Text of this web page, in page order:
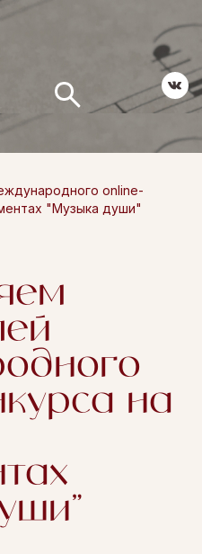
online-
"Музыка души"
на